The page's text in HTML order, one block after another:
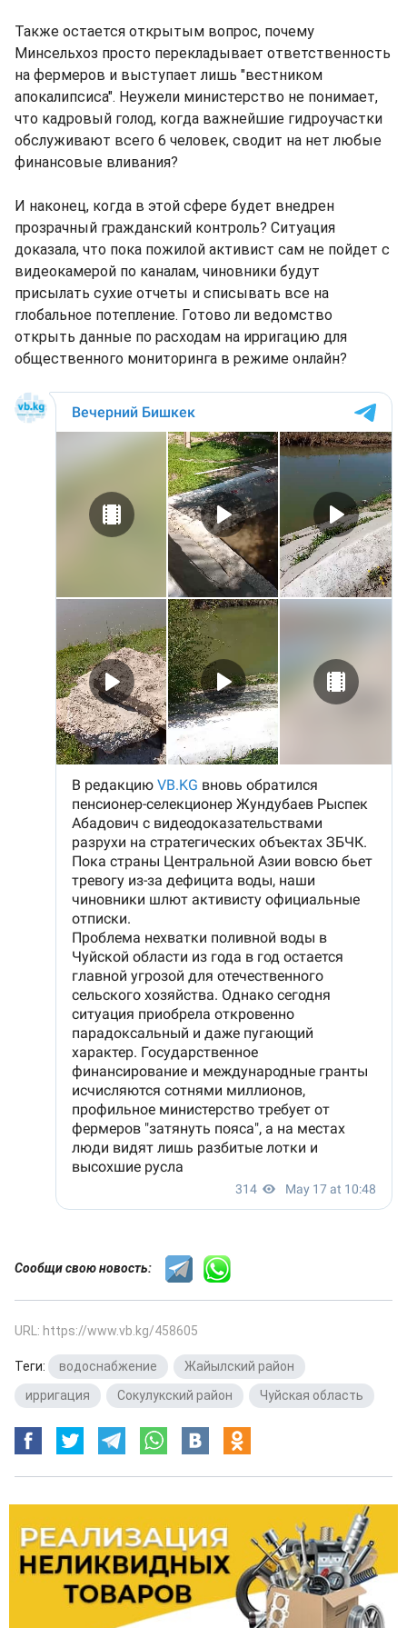
Также остается открытым вопрос, почему
Минсельхоз просто перекладывает ответственность
на фермеров и выступает лишь "вестником
апокалипсиса". Неужели министерство не понимает,
что кадровый голод, когда важнейшие гидроучастки
обслуживают всего 6 человек, сводит на нет любые
финансовые вливания?
И наконец, когда в этой сфере будет внедрен
прозрачный гражданский контроль? Ситуация
доказала, что пока пожилой активист сам не пойдет с
видеокамерой по каналам, чиновники будут
присылать сухие отчеты и списывать все на
глобальное потепление. Готово ли ведомство
открыть данные по расходам на ирригацию для
общественного мониторинга в режиме онлайн?
Сообщи свою новость:
URL: https://www.vb.kg/458605
Теги: водоснабжение Жайылский район
ирригация
Сокулукский район Чуйская область